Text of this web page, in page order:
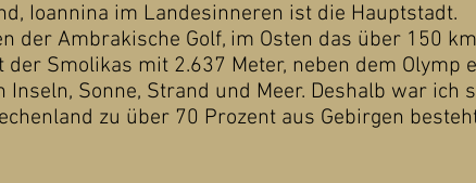
Ioannina im Landesinneren ist die Hauptstadt.
der Ambrakische Golf, im Osten das über 150 km
Smolikas mit 2.637 Meter, neben dem Olymp
Sonne, Strand und Meer. Deshalb war ich
zu über 70 Prozent aus Gebirgen